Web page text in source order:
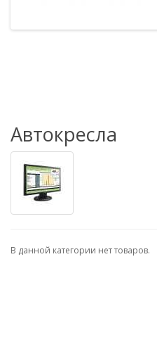
Автокресла
В данной категории нет товаров.